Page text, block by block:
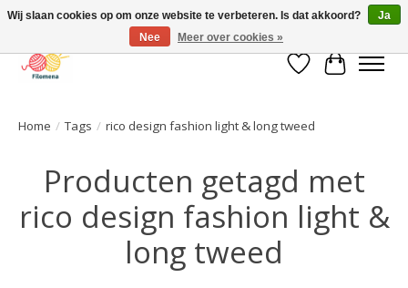
Verlanglijst
Home / Tags / rico design fashion light & long tweed
Producten getagd met
rico design fashion light &
long tweed
Wij slaan cookies op om onze website te verbeteren. Is dat akkoord?
Ja
Nee
Meer over cookies »